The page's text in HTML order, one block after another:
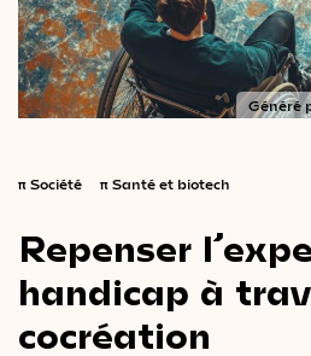
Industrie
Science et
Société
Géopolitique
magazine
3,14
Vidéos & Podcast
Généré
π Société π Santé et biotech
Repenser
handicap à
cocréation